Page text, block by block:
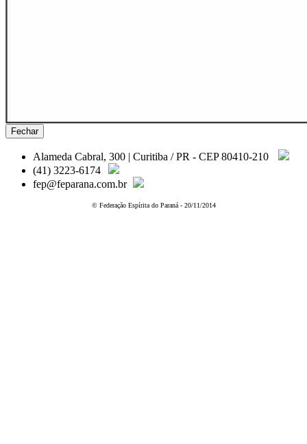
Fechar
Alameda Cabral, 300 | Curitiba / PR - CEP 80410-210
(41) 3223-6174
fep@feparana.com.br
© Federação Espírita do Paraná - 20/11/2014